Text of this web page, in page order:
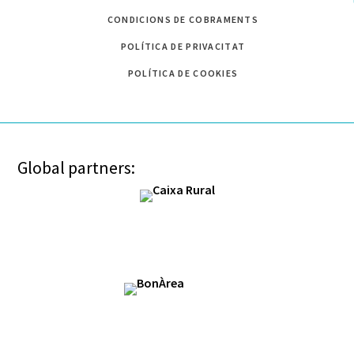
CONDICIONS DE COBRAMENTS
POLÍTICA DE PRIVACITAT
POLÍTICA DE COOKIES
Global partners: